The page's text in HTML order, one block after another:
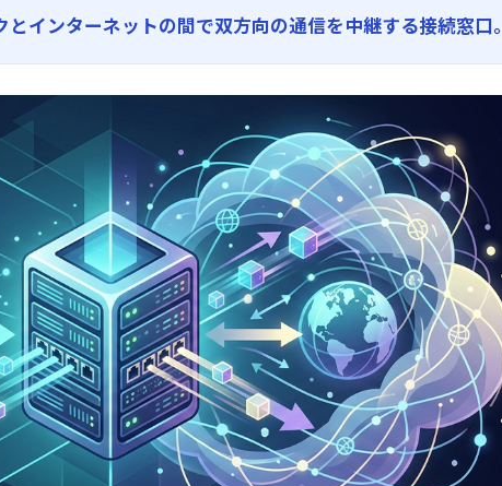
インターネットの間で双方向の通信を中継する接続窓口。